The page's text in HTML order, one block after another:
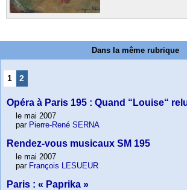
Dans la même rubrique
1 2
Opéra à Paris 195 : Quand “Louise“
le mai 2007
par Pierre-René SERNA
Rendez-vous musicaux SM 195
le mai 2007
par François LESUEUR
Paris : « Paprika »